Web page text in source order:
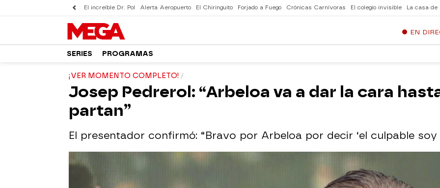
El increíble Dr. Pol Alerta Aeropuerto El Chiringuito Forjado a Fuego Crónicas Carnívoras El colegio invisible La casa de
EN
SERIES PROGRAMAS
¡VER MOMENTO COMPLETO!
Josep Pedrerol: “Arbeloa va a dar la cara
partan”
El presentador confirmó: “Bravo por Arbeloa por decir ‘el culpable soy